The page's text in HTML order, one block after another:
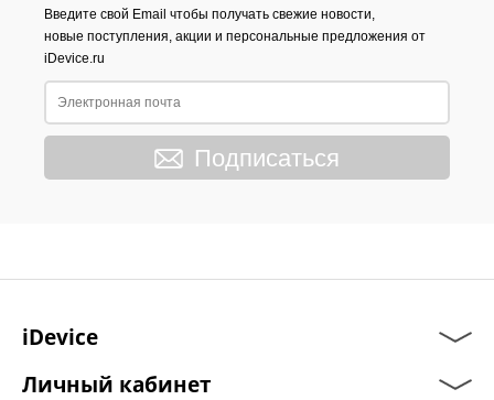
Введите свой Email чтобы получать свежие новости,
новые поступления, акции и персональные предложения от
iDevice.ru
Подписаться
iDevice
Личный кабинет